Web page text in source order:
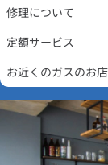
修理について
定額サービス
お近くのガスのお店